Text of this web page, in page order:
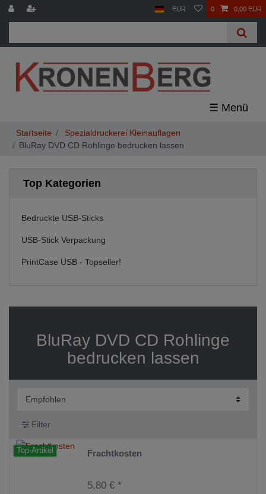
EUR 0 0,00 EUR
☰
Spezialdruckerei Kleinauflagen
BluRay DVD CD Rohlinge bedrucken lassen
Top Kategorien
Bedruckte USB-Sticks
USB-Stick Verpackung
PrintCase USB - Topseller!
BluRay DVD CD Rohlinge
bedrucken lassen
Filter
Top-Artikel Frachtkosten
5,80 € *